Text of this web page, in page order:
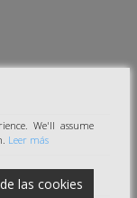
We'll assume
Leer más
las cookies